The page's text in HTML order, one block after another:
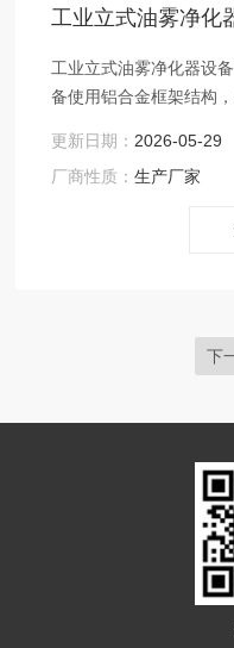
工业立式油雾净化
工业立式油雾净化器设
备使用铝合金框架结构
更新日期： 2026-05-29
厂商性质：生产厂家
下